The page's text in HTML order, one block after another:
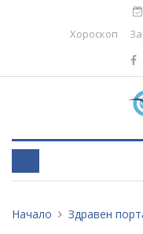
Хороскоп
Начало Здравен